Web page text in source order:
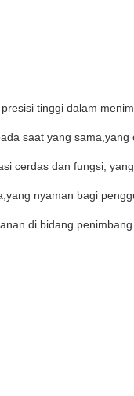
tinggi dalam
saat yang
cerdas dan fungsi,
nyaman bagi
di bidang penimbang